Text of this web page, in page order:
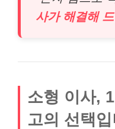
사가 해결해
소형 이사,
고의 선택